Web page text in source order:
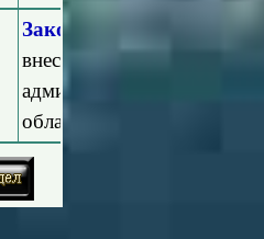
Закон Московской
внесении изменений
административно-
области"